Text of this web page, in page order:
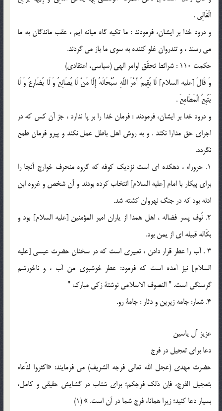
الْغَالِى .
و درود خدا بر ایشان، فرمودند : ما تكيه گاه ميانه ايم ، عقب ماندگان به ما
مى رسند ، و تندروان غلو كننده به سوى ما باز مى گردند.
حكمت 110 : شرائط تحقّق اوامر الهى (سياسى، اعتقادى)
وَ قَالَ [عليه السلام] لَا يُقِيمُ أَمْرَ اللَّهِ سُبْحَانَهُ إِلَّا مَنْ لَا يُصَانِعُ وَ لَا يُضَارِعُ وَ لَا
يَتَّبِعُ الْمَطَامِعَ .
و درود خدا بر ایشان، فرمودند : فرمان خدا را بر پا ندارد ، جز آن كس كه در
اجراى حق مدارا نكند . و به روش اهل باطل عمل نكند و پيرو فرمان طمع
نگردد.
1. حروراء ، دهكده اى است نزديك كوفه كه گروه منحرف خوارج آنجا را
براى پيكار با امام [عليه السلام] انتخاب كرده بودند و آن شخص و غروه ابن
ادنه بود كه در جنگ نهروان كشته شد.
2. نُوف پسر فضاله ، اهل همدا از ياران امير المؤمنين [عليه السلام] بود و
بكَاله قبيله اى از يمن بود.
3 . آب را عطر قرار دادن ، تعبيرى است كه در سخنان حضرت عيسى [عليه
السلام] نيز آمده است كه فرمود: عطر خوشبوى من آب ، و ناخورشم
گرسنگى است. ” النصوف الاسلامى نوشتة زكى مبارك ”
4. شعار: جامه زيرين و دثار : جامة رو.
عزیز آل یاسین
دعا برای تعجیل در فرج
حضرت مهدی (عجل الله تعالی فرجه الشریف) می فرمایند: «اکثروا لدّعاء
بتعجیل الفرج، فإن ذلک فرجکم؛ برای شتاب در گشایش حقیقی و کامل،
بسیار دعا کنید؛ زیرا همانا، فرج شما در آن است. » (1)